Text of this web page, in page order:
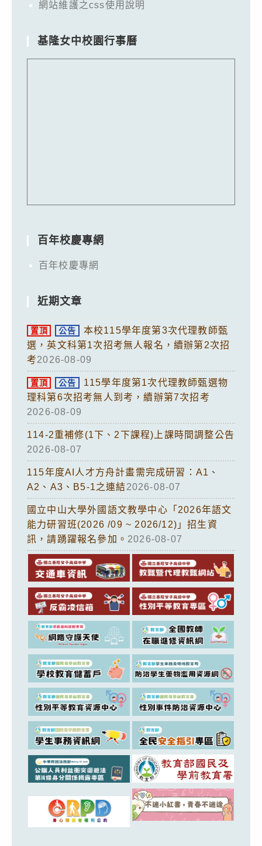
網站維護之css使用說明
基隆女中校園行事曆
百年校慶專網
百年校慶專網
近期文章
置頂 公告
本校115學年度第3次代理教師甄
選，英文科第1次招考無人報名，續辦第2次招
考2026-08-09
置頂 公告
115學年度第1次代理教師甄選物
理科第6次招考無人到考，續辦第7次招考
2026-08-09
114-2重補修(1下、2下課程)上課時間調整公告
2026-08-07
115年度AI人才方舟計畫需完成研習：A1、
A2、A3、B5-1之連結2026-08-07
國立中山大學外國語文教學中心「2026年語文
能力研習班(2026 /09 ~ 2026/12)」招生資
訊，請踴躍報名參加。 2026-08-07